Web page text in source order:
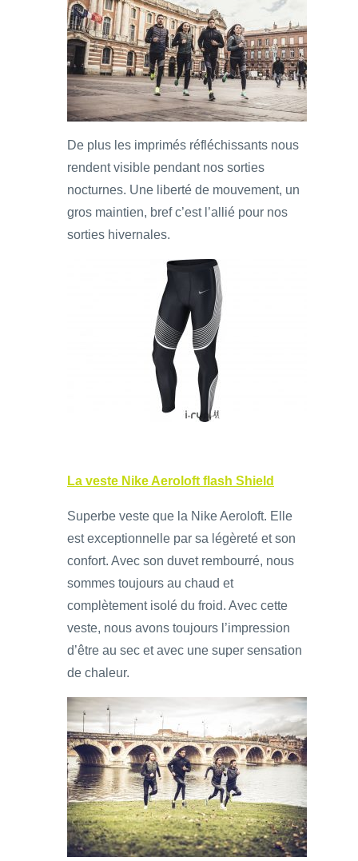
De plus les imprimés réfléchissants nous
rendent visible pendant nos sorties
nocturnes. Une liberté de mouvement, un
gros maintien, bref c’est l’allié pour nos
sorties hivernales.
La veste Nike Aeroloft flash Shield
Superbe veste que la Nike Aeroloft. Elle
est exceptionnelle par sa légèreté et son
confort. Avec son duvet rembourré, nous
sommes toujours au chaud et
complètement isolé du froid. Avec cette
veste, nous avons toujours l’impression
d’être au sec et avec une super sensation
de chaleur.